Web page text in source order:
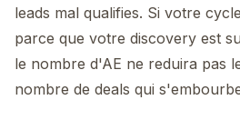
leads mal qualifies. Si votre
parce que votre discovery est
le nombre d'AE ne reduira pas
nombre de deals qui